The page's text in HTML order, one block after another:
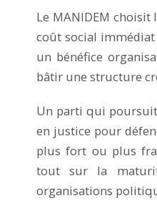
Le MANIDEM
coût social
un bénéfice
bâtir une structure
Un parti qui
en justice pour
plus fort ou plus
tout sur la
organisations